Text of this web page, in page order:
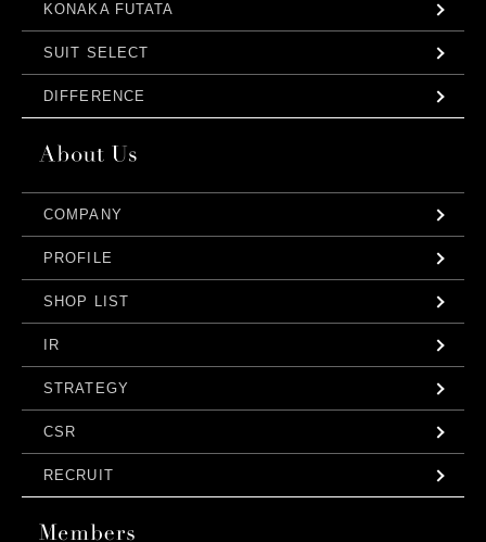
KONAKA FUTATA
SUIT SELECT
DIFFERENCE
COMPANY
PROFILE
SHOP LIST
IR
STRATEGY
CSR
RECRUIT